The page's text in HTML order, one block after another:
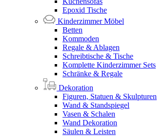
Epoxid Tische
Kinderzimmer Möbel
Betten
Kommoden
Regale & Ablagen
Schreibtische & Tische
Komplette Kinderzimmer Sets
Schränke & Regale
Dekoration
Figuren, Statuen & Skulpturen
Wand & Standspiegel
Vasen & Schalen
Wand Dekoration
Säulen & Leisten